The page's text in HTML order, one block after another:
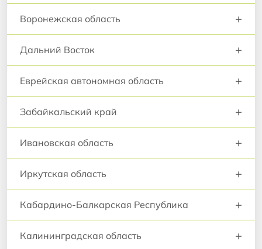
Воронежская область +
Дальний Восток +
Еврейская автономная область +
Забайкальский край +
Ивановская область +
Иркутская область +
Кабардино-Балкарская Республика +
Калининградская область +